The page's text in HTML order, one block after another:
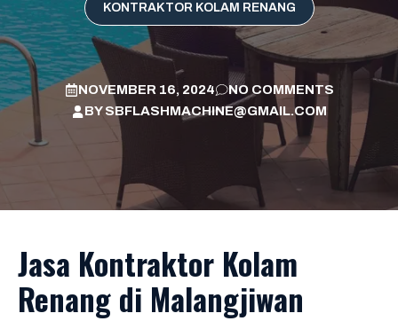
KONTRAKTOR KOLAM RENANG
NOVEMBER 16, 2024
NO COMMENTS
BYSBFLASHMACHINE@GMAIL.COM
Jasa Kontraktor Kolam
Renang di Malangjiwan